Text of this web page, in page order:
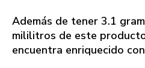
Además de tener 3.1
mililitros de este
encuentra enriquecido